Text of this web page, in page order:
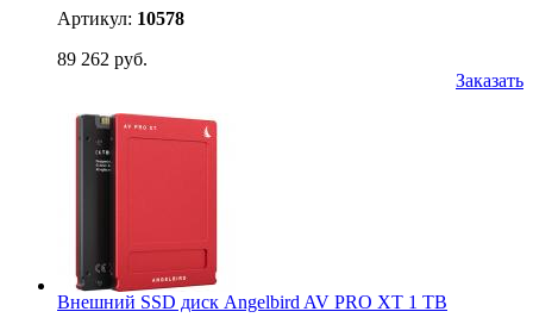
Артикул: 10578
89 262 руб.
Заказать
Внешний SSD диск Angelbird AV PRO XT 1 TB